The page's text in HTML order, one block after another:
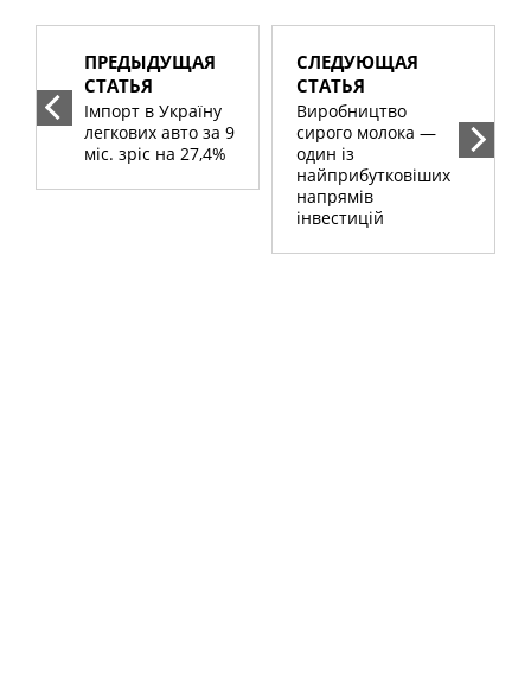
ПРЕДЫДУЩАЯ
СТАТЬЯ
Імпорт в Україну
легкових авто за 9
міс. зріс на 27,4%
СЛЕДУЮЩАЯ
СТАТЬЯ
Виробництво
сирого молока —
один із
найприбутковіших
напрямів
інвестицій